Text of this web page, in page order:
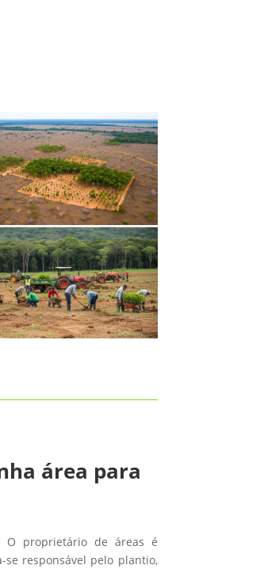
área para
O proprietário de áreas é
se responsável pelo plantio,